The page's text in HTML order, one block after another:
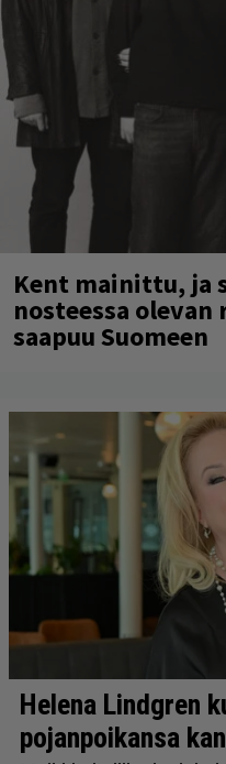
Kent mainittu, ja
nosteessa
saapuu Suomeen